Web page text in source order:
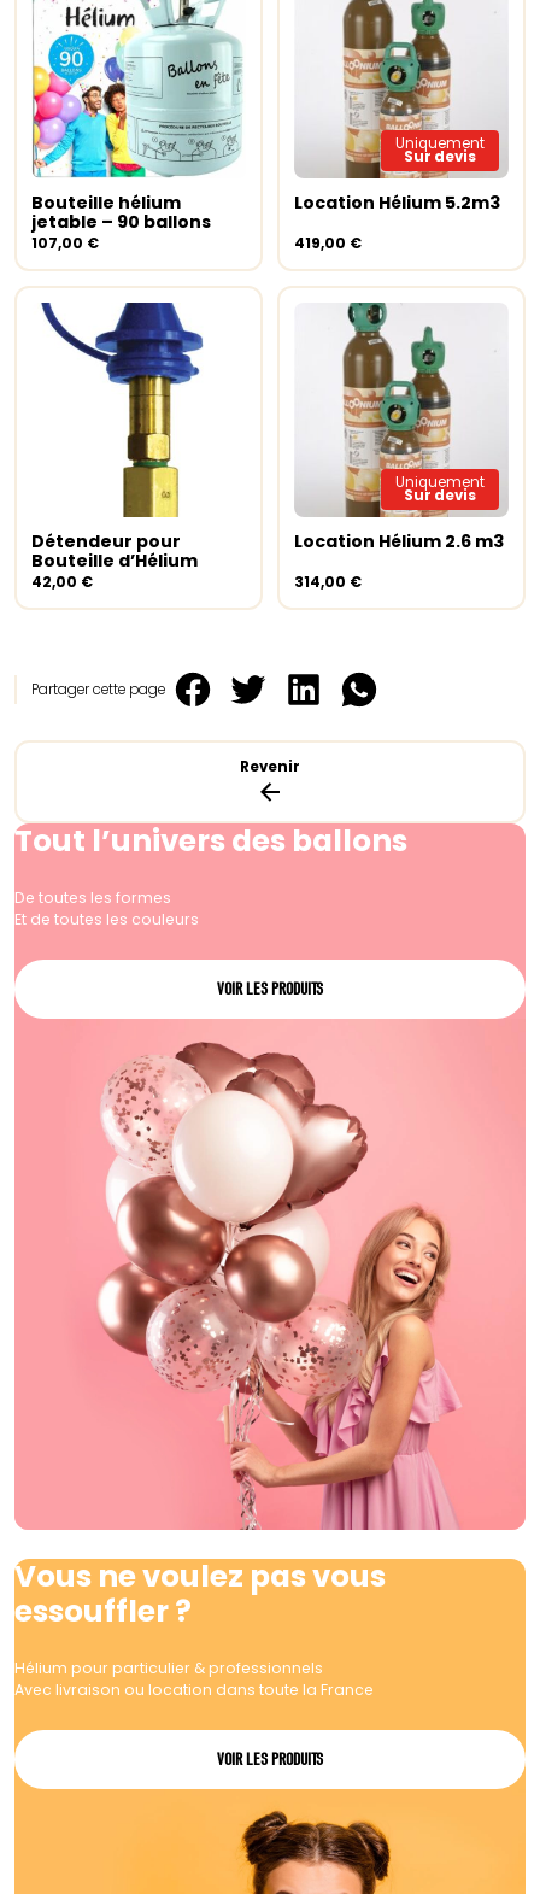
Revenir
Ajouter au panier
Bouteille hélium
jetable – 90 ballons
107,00 €
Uniquement
Sur devis
Lire la suite
Location Hélium 5.2m3
419,00 €
Ajouter au panier
Détendeur pour
Bouteille d’Hélium
42,00 €
Uniquement
Sur devis
Lire la suite
Location Hélium 2.6 m3
314,00 €
Partager cette page
Tout l’univers des ballons
De toutes les formes
Et de toutes les couleurs
VOIR LES PRODUITS
Vous ne voulez pas vous
essouffler ?
Hélium pour particulier & professionnels
Avec livraison ou location dans toute la France
VOIR LES PRODUITS